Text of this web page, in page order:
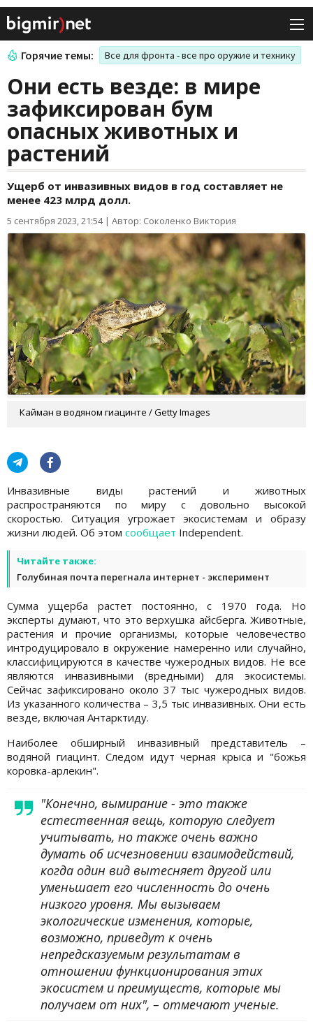
Горячие темы: Все для фронта - все про оружие и технику
Они есть везде: в мире
зафиксирован бум
опасных животных и
растений
Ущерб от инвазивных видов в год составляет не
менее 423 млрд долл.
5 сентября 2023, 21:54| Автор: Соколенко Виктория
Кайман в водяном гиацинте / Getty Images
Инвазивные виды растений и животных
распространяются по миру с довольно высокой
скоростью. Ситуация угрожает экосистемам и образу
жизни людей. Об этом сообщает Independent.
Читайте также:
Голубиная почта перегнала интернет - эксперимент
Сумма ущерба растет постоянно, с 1970 года. Но
эксперты думают, что это верхушка айсберга. Животные,
растения и прочие организмы, которые человечество
интродуцировало в окружение намеренно или случайно,
классифицируются в качестве чужеродных видов. Не все
являются инвазивными (вредными) для экосистемы.
Сейчас зафиксировано около 37 тыс чужеродных видов.
Из указанного количества – 3,5 тыс инвазивных. Они есть
везде, включая Антарктиду.
Наиболее обширный инвазивный представитель –
водяной гиацинт. Следом идут черная крыса и "божья
коровка-арлекин".
"Конечно, вымирание - это также
естественная вещь, которую следует
учитывать, но также очень важно
думать об исчезновении взаимодействий,
когда один вид вытесняет другой или
уменьшает его численность до очень
низкого уровня. Мы вызываем
экологические изменения, которые,
возможно, приведут к очень
непредсказуемым результатам в
отношении функционирования этих
экосистем и преимуществ, которые мы
получаем от них", – отмечают ученые.